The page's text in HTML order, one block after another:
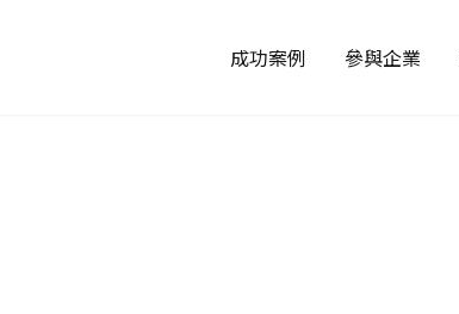
成功案例 參與企業